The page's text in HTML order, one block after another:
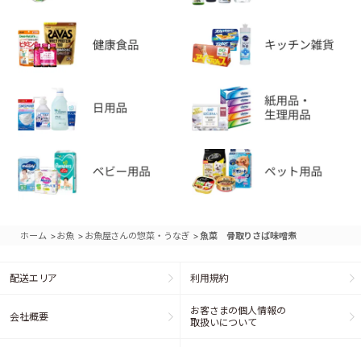
ホーム >お魚 > お魚屋さんの惣菜・うなぎ >魚菜 骨取りさば味噌煮
配送エリア 利用規約
会社概要
お客さまの個人情報の
取扱いについて